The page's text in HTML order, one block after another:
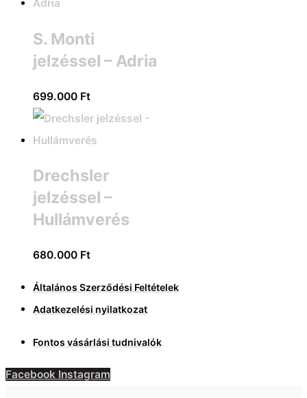
S. Monti
jelzéssel – Adria
699.000 Ft
Drechsler
jelzéssel –
Hullámverés
680.000 Ft
Általános Szerződési Feltételek
Adatkezelési nyilatkozat
Fontos vásárlási tudnivalók
Facebook Instagram